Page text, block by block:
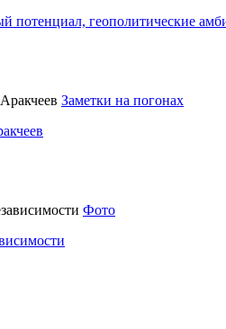
потенциал, геополитические
Заметки на погонах
Фото